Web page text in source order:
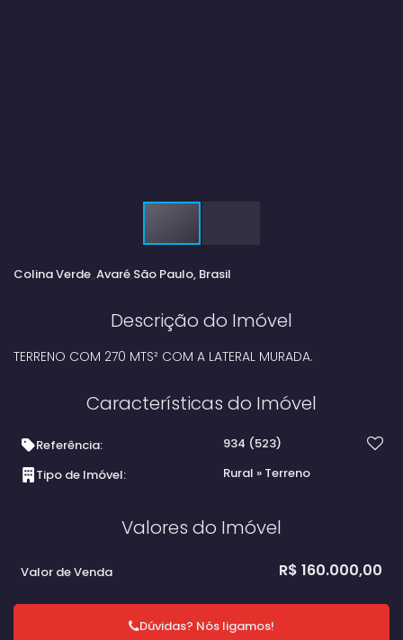
Colina Verde Avaré São Paulo, Brasil
Descrição do Imóvel
TERRENO COM 270 MTS² COM A LATERAL MURADA.
Características do Imóvel
Referência: 934 (523)
Tipo de Imóvel:
Rural » Terreno
Valores do Imóvel
R$ 160.000,00
Valor de Venda
Dúvidas? Nós ligamos!